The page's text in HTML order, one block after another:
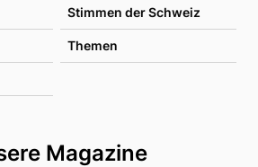
Stimmen der Schweiz
Themen
Magazine